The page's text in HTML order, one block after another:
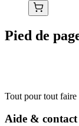
Pied de
Tout pour tout faire
Aide & contact